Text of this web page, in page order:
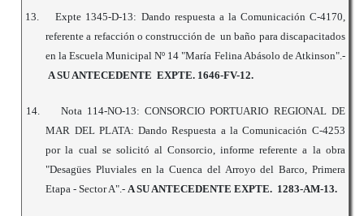
13.
Expte 1345-D-13: Dando respuesta a la Comunicación C-4170,
referente a refacción o construcción de un baño para discapacitados
en la Escuela Municipal Nº 14 "María Felina Abásolo de Atkinson".-
A SU ANTECEDENTE EXPTE. 1646-FV-12.
14.
Nota 114-NO-13: CONSORCIO PORTUARIO REGIONAL DE
MAR DEL PLATA: Dando Respuesta a la Comunicación C-4253
por la cual se solicitó al Consorcio, informe referente a la obra
"Desagües Pluviales en la Cuenca del Arroyo del Barco, Primera
Etapa - Sector A".-A SU ANTECEDENTE EXPTE. 1283-AM-13.